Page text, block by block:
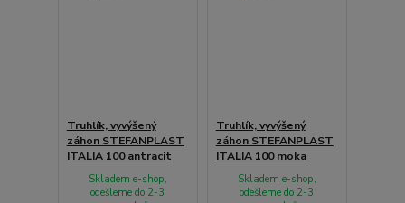
Truhlík, vyvýšený
záhon STEFANPLAST
ITALIA 100 antracit
Skladem e-shop,
odešleme do 2-3
Truhlík, vyvýšený
záhon STEFANPLAST
ITALIA 100 moka
Skladem e-shop,
odešleme do 2-3